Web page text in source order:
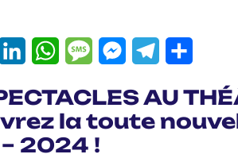
Pinterest
LinkedInWhatsApp
MessageMessenger
Telegram
AU
la toute
2024 !